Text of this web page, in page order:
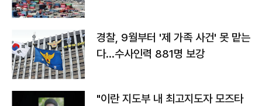
경찰, 9월부터 '제 가족 사건' 못 맡는
다…수사인력 881명 보강
"이란 지도부 내 최고지도자 모즈타